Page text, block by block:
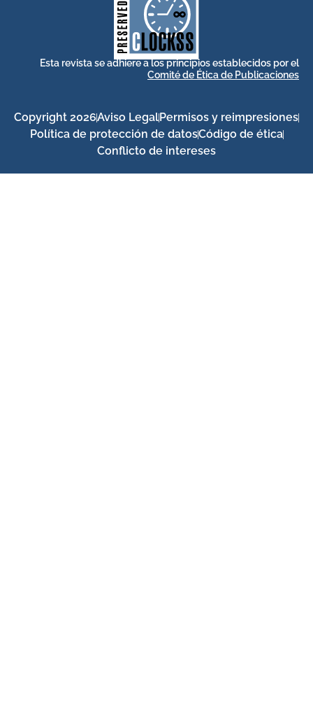
CLOCKSS is a dak archive that
ensures the long-term survival
of web-based scholary
publications, governed by and
for its stakeholders.
Esta revista se adhiere a los principios establecidos por el
Comité de Ética de Publicaciones
Copyright 2026Aviso Legal Permisos y reimpresiones
Política de protección de datosCódigo de ética
Conflicto de intereses